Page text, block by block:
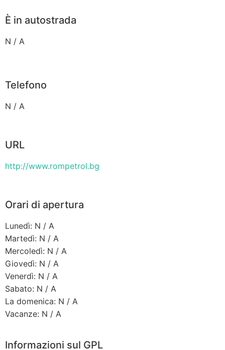
È in autostrada
N / A
Telefono
N / A
URL
http://www.rompetrol.bg
Orari di apertura
Lunedì: N / A
Martedì: N / A
Mercoledì: N / A
Giovedì: N / A
Venerdì: N / A
Sabato: N / A
La domenica: N / A
Vacanze: N / A
Informazioni sul GPL